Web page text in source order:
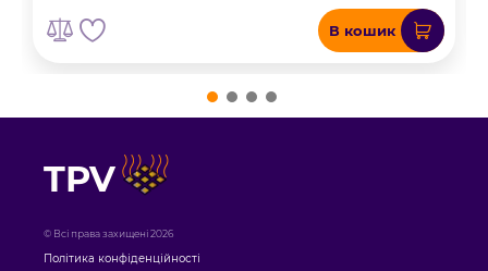
В кошик
TPV
© Всі права захищені 2026
Політика конфіденційності